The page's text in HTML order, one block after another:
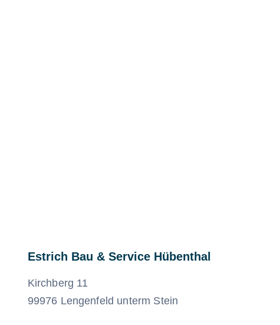
Estrich Bau & Service Hübenthal
Kirchberg 11
99976 Lengenfeld unterm Stein